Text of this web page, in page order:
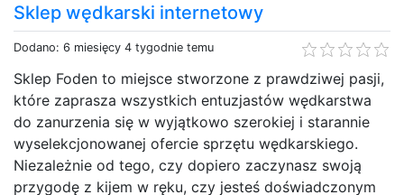
Sklep wędkarski internetowy
Dodano: 6 miesięcy 4 tygodnie temu
Sklep Foden to miejsce stworzone z prawdziwej pasji,
które zaprasza wszystkich entuzjastów wędkarstwa
do zanurzenia się w wyjątkowo szerokiej i starannie
wyselekcjonowanej ofercie sprzętu wędkarskiego.
Niezależnie od tego, czy dopiero zaczynasz swoją
przygodę z kijem w ręku, czy jesteś doświadczonym